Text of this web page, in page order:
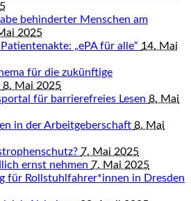
behinderter Menschen am
2025
„ePA für alle“ 14. Mai
für die zukünftige
8. Mai 2025
für barrierefreies Lesen 8. Mai
in der Arbeitgeberschaft 8. Mai
7. Mai 2025
ernst nehmen 7. Mai 2025
für Rollstuhlfahrer*innen in Dresden